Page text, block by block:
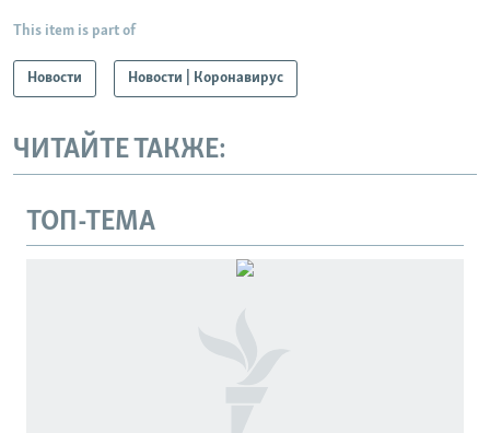
This item is part of
Новости Новости | Коронавирус
ЧИТАЙТЕ ТАКЖЕ:
ТОП-ТЕМА